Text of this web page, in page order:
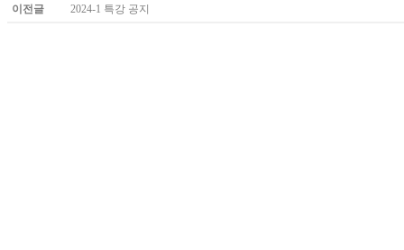
이전글
2024-1 특강 공지